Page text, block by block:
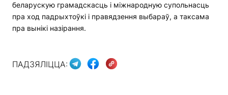
беларускую грамадскасць і міжнародную супольнасць
пра ход падрыхтоўкі і правядзення выбараў, а таксама
пра вынікі назірання.
ПАДЗЯЛІЦЦА: